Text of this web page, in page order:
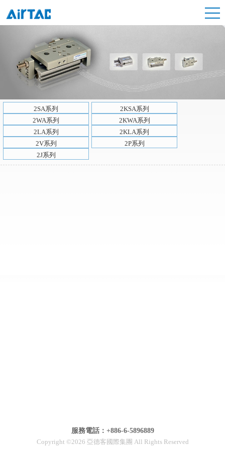
2SA系列
2KSA系列
2WA系列
2KWA系列
2LA系列
2KLA系列
2V系列
2P系列
2J系列
服務電話：+886-6-5896889
Copyright ©2026 亞德客國際集團 All Rights Reserved